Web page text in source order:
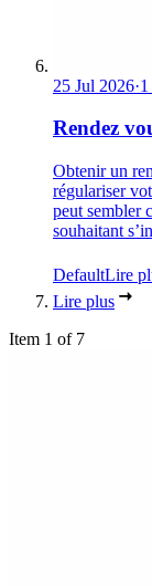
25 Jul 2026·
Rendez
Obtenir un
régulariser
peut sembler
souhaitant
DefaultLire
Lire plus
Item 1 of 7